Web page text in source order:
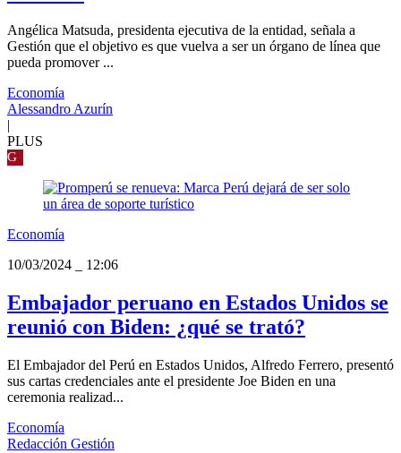
Angélica Matsuda, presidenta ejecutiva de la entidad, señala a
Gestión que el objetivo es que vuelva a ser un órgano de línea que
pueda promover ...
Economía
Alessandro Azurín
|
PLUS
G
Economía
10/03/2024
12:06
Embajador peruano en Estados Unidos se
reunió con Biden: ¿qué se trató?
El Embajador del Perú en Estados Unidos, Alfredo Ferrero, presentó
sus cartas credenciales ante el presidente Joe Biden en una
ceremonia realizad...
Economía
Redacción Gestión